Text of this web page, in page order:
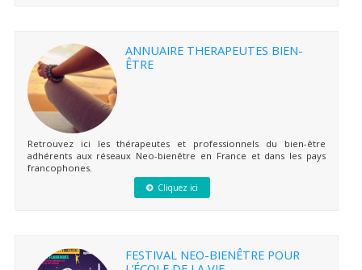
ANNUAIRE THERAPEUTES BIEN-
ÊTRE
Retrouvez ici les thérapeutes et professionnels du bien-être
adhérents aux réseaux Neo-bienêtre en France et dans les pays
francophones.
Cliquez ici
FESTIVAL NEO-BIENÊTRE POUR